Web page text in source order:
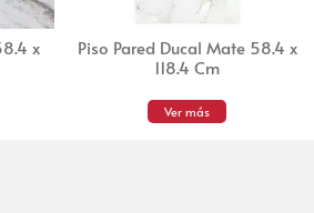
x
Piso Pared Ducal Mate 58.4 x
118.4 Cm
Ver más